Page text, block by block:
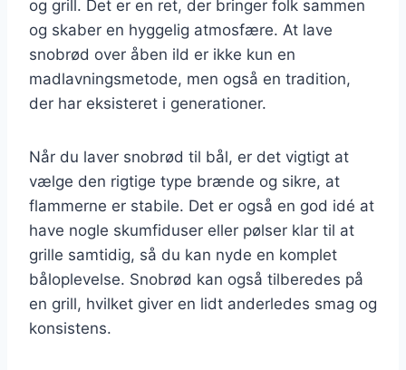
og grill. Det er en ret, der bringer folk sammen
og skaber en hyggelig atmosfære. At lave
snobrød over åben ild er ikke kun en
madlavningsmetode, men også en tradition,
der har eksisteret i generationer.
Når du laver snobrød til bål, er det vigtigt at
vælge den rigtige type brænde og sikre, at
flammerne er stabile. Det er også en god idé at
have nogle skumfiduser eller pølser klar til at
grille samtidig, så du kan nyde en komplet
båloplevelse. Snobrød kan også tilberedes på
en grill, hvilket giver en lidt anderledes smag og
konsistens.